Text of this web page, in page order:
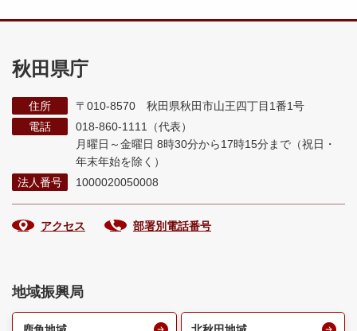
秋田県庁
住所
〒010-8570 秋田県秋田市山王四丁目1番1号
電話
018-860-1111（代表）
月曜日～金曜日 8時30分から17時15分まで （祝日・
年末年始を除く）
法人番号
1000020050008
アクセス 部署別電話番号
地域振興局